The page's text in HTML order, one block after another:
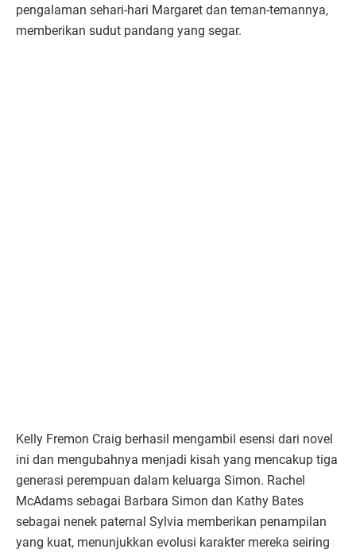
pengalaman sehari-hari Margaret dan teman-temannya,
memberikan sudut pandang yang segar.
Kelly Fremon Craig berhasil mengambil esensi dari novel
ini dan mengubahnya menjadi kisah yang mencakup tiga
generasi perempuan dalam keluarga Simon. Rachel
McAdams sebagai Barbara Simon dan Kathy Bates
sebagai nenek paternal Sylvia memberikan penampilan
yang kuat, menunjukkan evolusi karakter mereka seiring